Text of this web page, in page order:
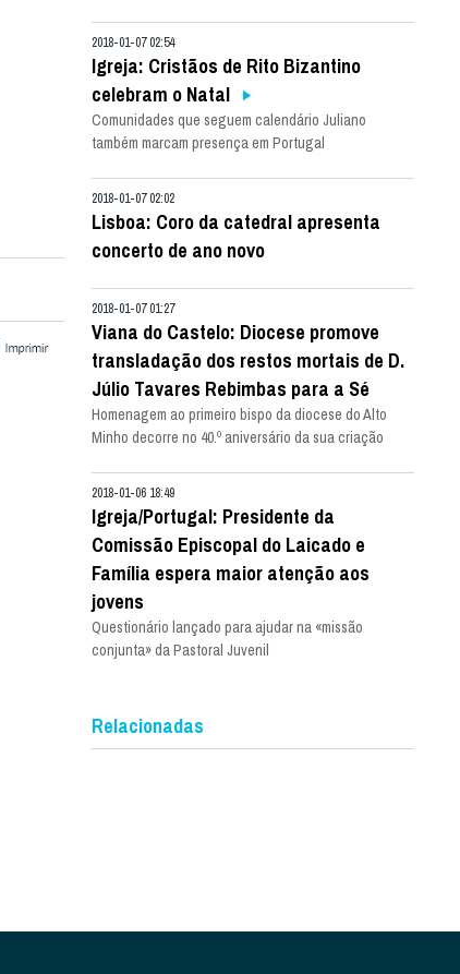
2018-01-07 02:54
Igreja: Cristãos de Rito Bizantino
celebram o Natal
Comunidades que seguem calendário Juliano
também marcam presença em Portugal
2018-01-07 02:02
Lisboa: Coro da catedral apresenta
concerto de ano novo
2018-01-07 01:27
Viana do Castelo: Diocese promove
transladação dos restos mortais de D.
Júlio Tavares Rebimbas para a Sé
Homenagem ao primeiro bispo da diocese do Alto
Minho decorre no 40.º aniversário da sua criação
2018-01-06 18:49
Igreja/Portugal: Presidente da
Comissão Episcopal do Laicado e
Família espera maior atenção aos
jovens
Questionário lançado para ajudar na «missão
conjunta» da Pastoral Juvenil
Relacionadas